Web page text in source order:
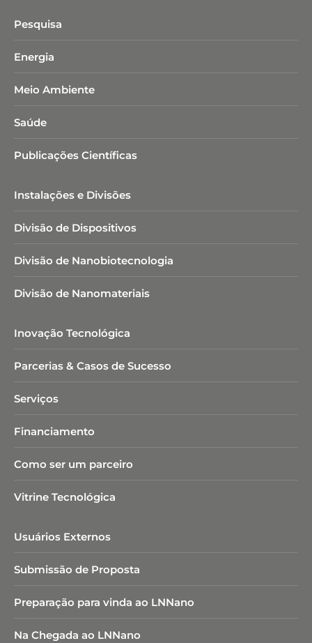
Pesquisa
Energia
Meio Ambiente
Saúde
Publicações Científicas
Instalações e Divisões
Divisão de Dispositivos
Divisão de Nanobiotecnologia​
Divisão de Nanomateriais
Inovação Tecnológica
Parcerias & Casos de Sucesso
Serviços
Financiamento
Como ser um parceiro
Vitrine Tecnológica
Usuários Externos
Submissão de Proposta
Preparação para vinda ao LNNano
Na Chegada ao LNNano